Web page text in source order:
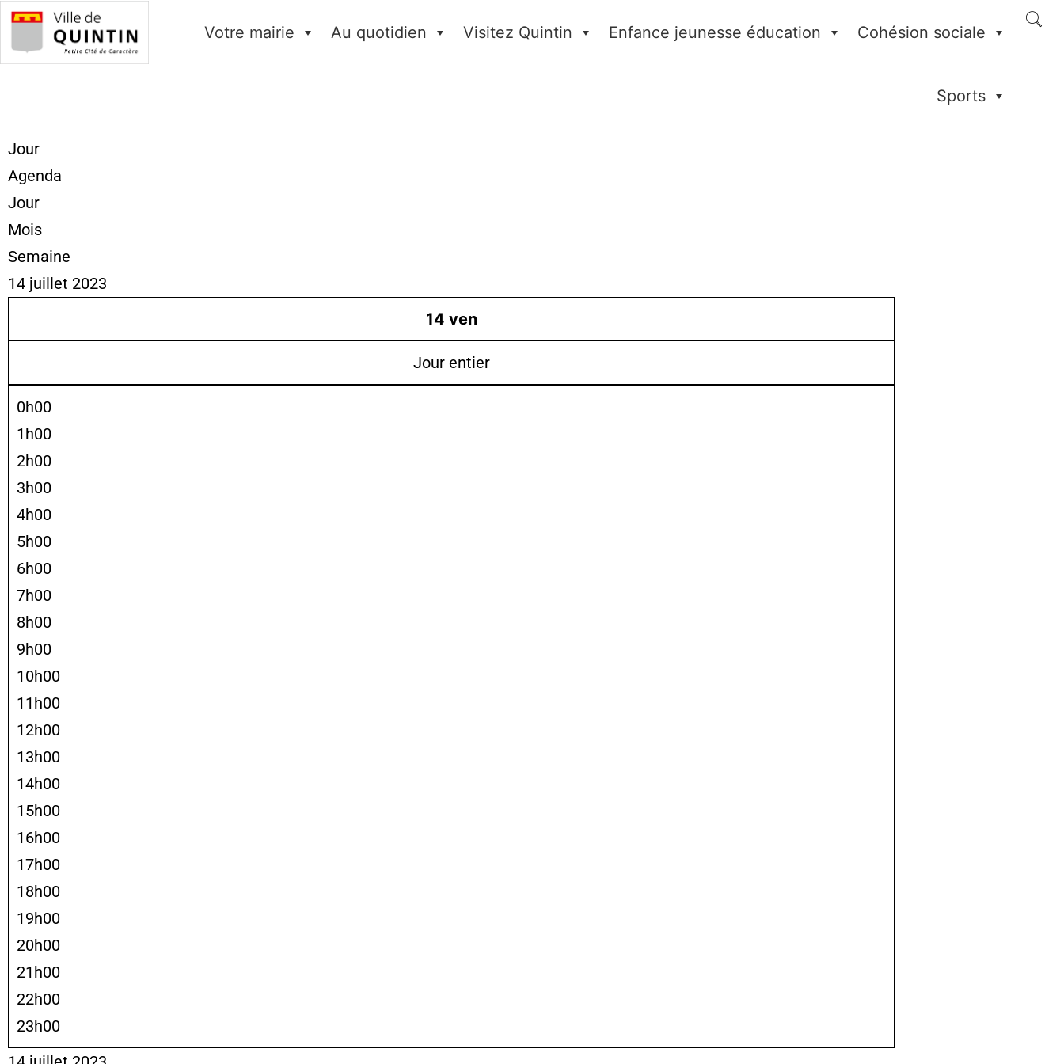
Votre mairie Au quotidien Visitez Quintin Enfance jeunesse éducation Cohésion sociale
Sports
Jour
Agenda
Jour
Mois
Semaine
14 juillet 2023
14 ven
Jour entier
0h00
1h00
2h00
3h00
4h00
5h00
6h00
7h00
8h00
9h00
10h00
11h00
12h00
13h00
14h00
15h00
16h00
17h00
18h00
19h00
20h00
21h00
22h00
23h00